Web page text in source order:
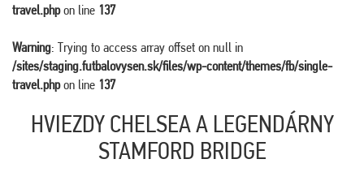
travel.phpon line 137
Warning: Trying to access array offset on null in
/sites/staging.futbalovysen.sk/files/wp-content/themes/fb/single-
travel.phpon line 137
HVIEZDY CHELSEA A LEGENDÁRNY
STAMFORD BRIDGE